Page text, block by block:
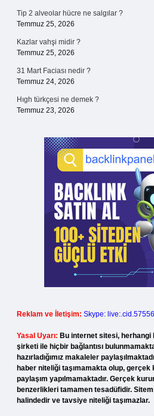
Tip 2 alveolar hücre ne salgılar ?
Temmuz 25, 2026
Kazlar vahşi midir ?
Temmuz 25, 2026
31 Mart Faciası nedir ?
Temmuz 24, 2026
Hıgh türkçesi ne demek ?
Temmuz 23, 2026
Reklam ve İletişim: Skype:
Yasal Uyarı: Bu internet sitesi, herhangi
şirketi ile hiçbir bağlantısı
hazırladığımız makaleler
haber niteliği taşımamakta olup,
paylaşım yapılmamaktadır. Gerçek
benzerlikleri tamamen tesadüfidir.
halindedir ve tavsiye niteliği taşımazlar.